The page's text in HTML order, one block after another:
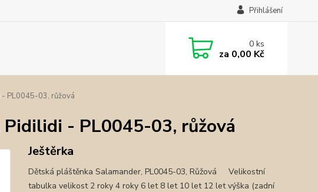
Přihlášení
0ks
za 0,00 Kč
- PL0045-03, růžová
- PL0045-03, růžová
Ještěrka
Dětská pláštěnka Salamander, PL0045-03, Růžová Velikostní
tabulka velikost 2 roky 4 roky 6 let 8 let 10 let 12 let výška (zadní